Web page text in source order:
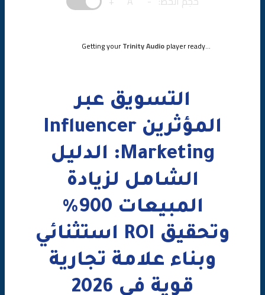
Getting yourTrinity Audioplayer ready...
التسويق عبر
المؤثرين Influencer
Marketing: الدليل
الشامل لزيادة
المبيعات 900%
وتحقيق ROI استثنائي
وبناء علامة تجارية
قوية في 2026
دراسة حالة: شركة سعودية تزيد مبيعاتها 900% بالتسويق عبر
النتائج بعد 6 أشهر
الدرس المستفاد
أخطاء شائعة في التسويق عبر المؤثرين
أفضل الممارسات
✅ نصائح ذهبية للنجاح
مؤسسة الصقر للتسويق الرقمي وخدمات التسويق عبر
المؤثرين